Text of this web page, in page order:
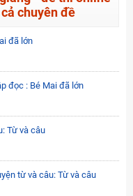
chuyên đề
đã lớn
đọc : Bé Mai đã lớn
Từ và câu
từ và câu: Từ và câu